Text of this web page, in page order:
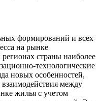
формирований и всех
на рынке
страны наиболее
технологические
новых особенностей,
взаимодействия между
жилья с учетом